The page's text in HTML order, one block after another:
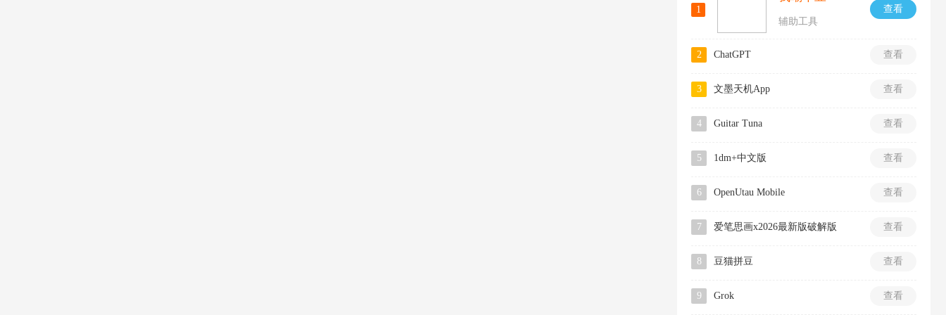
1 查看
辅助工具
2 查看
ChatGPT
3 查看
文墨天机App
4 查看
Guitar Tuna
5 查看
1dm+中文版
6 查看
OpenUtau Mobile
7 查看
爱笔思画x2026最新版破解版
8 查看
豆猫拼豆
9 查看
Grok